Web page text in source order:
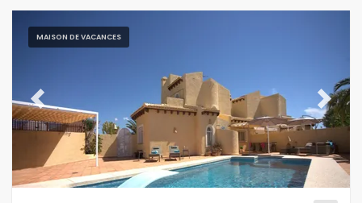
Salles de bains
Services populaires
MAISON DE VACANCES
Previous Next